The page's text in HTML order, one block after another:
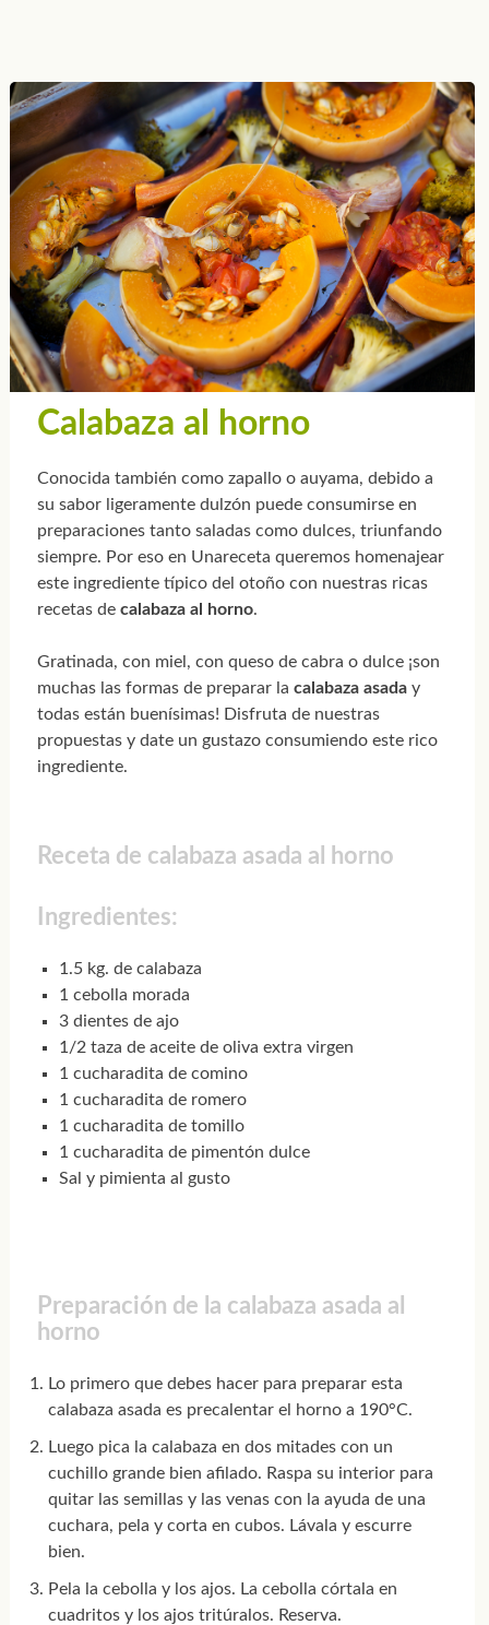
Calabaza al horno
Conocida también como zapallo o auyama, debido a
su sabor ligeramente dulzón puede consumirse en
preparaciones tanto saladas como dulces, triunfando
siempre. Por eso en Unareceta queremos homenajear
este ingrediente típico del otoño con nuestras ricas
recetas de calabaza al horno.
Gratinada, con miel, con queso de cabra o dulce ¡son
muchas las formas de preparar la calabaza asaday
todas están buenísimas! Disfruta de nuestras
propuestas y date un gustazo consumiendo este rico
ingrediente.
Receta de calabaza asada al horno
Ingredientes:
1.5 kg. de calabaza
1 cebolla morada
3 dientes de ajo
1/2 taza de aceite de oliva extra virgen
1 cucharadita de comino
1 cucharadita de romero
1 cucharadita de tomillo
1 cucharadita de pimentón dulce
Sal y pimienta al gusto
Preparación de la calabaza asada al
horno
Lo primero que debes hacer para preparar esta
calabaza asada es precalentar el horno a 190°C.
Luego pica la calabaza en dos mitades con un
cuchillo grande bien afilado. Raspa su interior para
quitar las semillas y las venas con la ayuda de una
cuchara, pela y corta en cubos. Lávala y escurre
bien.
Pela la cebolla y los ajos. La cebolla córtala en
cuadritos y los ajos tritúralos. Reserva.